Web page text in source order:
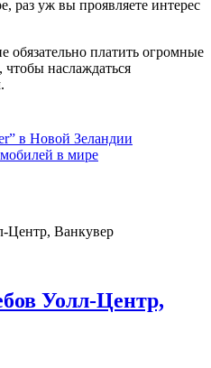
раз уж вы проявляете интерес
платить огромные
наслаждаться
в Новой Зеландии
в мире
Уолл-Центр,